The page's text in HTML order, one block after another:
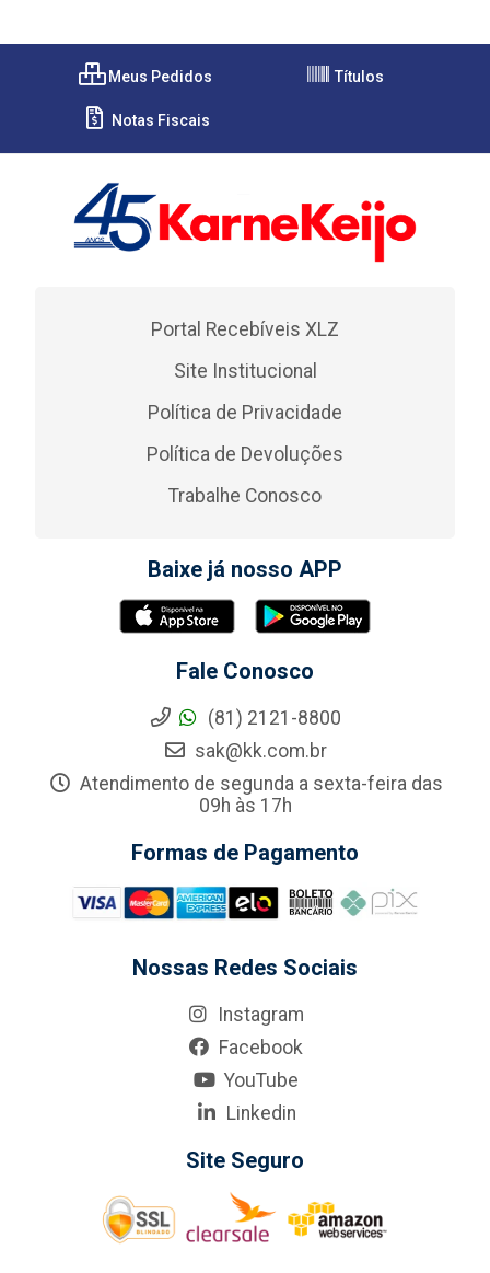
Meus Pedidos Títulos
Notas Fiscais
Portal Recebíveis XLZ
Site Institucional
Política de Privacidade
Política de Devoluções
Trabalhe Conosco
Baixe já nosso APP
Fale Conosco
(81) 2121-8800
sak@kk.com.br
Atendimento de segunda a sexta-feira das
09h às 17h
Formas de Pagamento
Nossas Redes Sociais
Instagram
Facebook
YouTube
Linkedin
Site Seguro